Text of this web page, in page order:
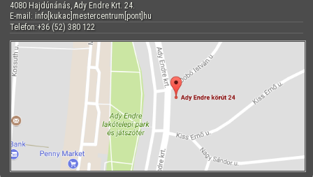
4080 Hajdúnánás, Ady Endre Krt. 24.
E-mail: info[kukac]mestercentrum[pont]hu
Telefon:+36 (52) 380 122